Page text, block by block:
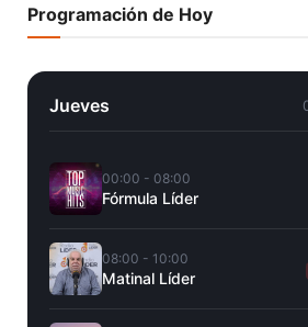
Programación de Hoy
Jueves
00:00 - 08:00
Fórmula Líder
08:00 - 10:00
Matinal Líder